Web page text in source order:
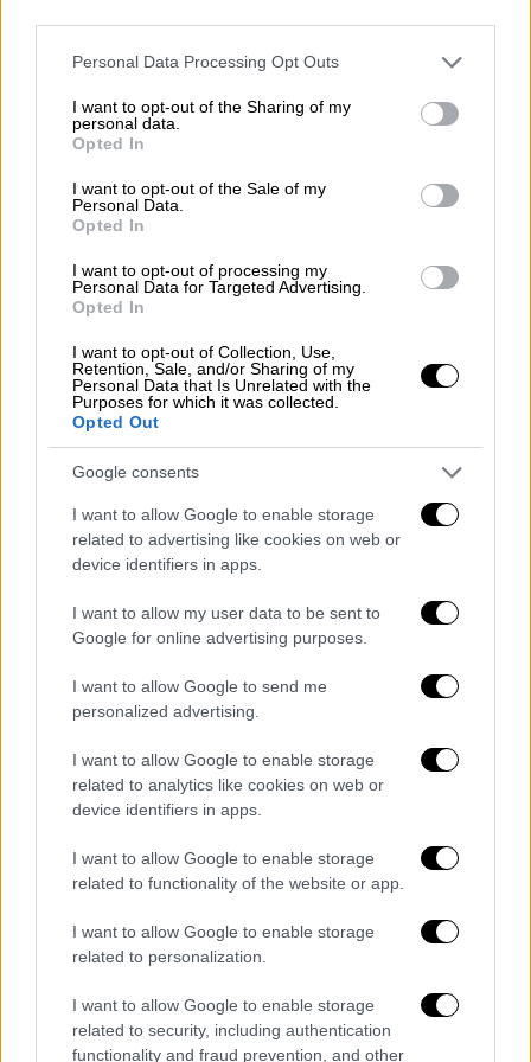
Please note that this website/app uses one or more Google
not limited to your visit or usage behaviour. You may click to
grant or deny consent to Google and its third-party tags to
use your data for below specified purposes in below Google
consent section.
Personal Data Processing Opt Outs
I want to opt-out of the Sharing of my
personal data.
Opted In
I want to opt-out of the Sale of my
Personal Data.
Opted In
I want to opt-out of processing my
Personal Data for Targeted Advertising.
Opted In
I want to opt-out of Collection, Use,
Retention, Sale, and/or Sharing of my
Personal Data that Is Unrelated with the
Purposes for which it was collected.
Opted Out
Google consents
I want to allow Google to enable storage
related to advertising like cookies on web or
device identifiers in apps.
I want to allow my user data to be sent to
Google for online advertising purposes.
I want to allow Google to send me
personalized advertising.
I want to allow Google to enable storage
related to analytics like cookies on web or
device identifiers in apps.
I want to allow Google to enable storage
related to functionality of the website or app.
I want to allow Google to enable storage
related to personalization.
I want to allow Google to enable storage
related to security, including authentication
functionality and fraud prevention, and other
στα σχολεία: Πενθήμερες αποβολές
και αλλαγή σχολικού περιβάλλοντος
Σημείωσε επίσης ότι είναι «μία παρέμβαση η
Ανάκαμψης και ταυτόχρονα εμπλουτίζουμε
σημαντικά το εκπαιδευτικό περιεχόμενο με
εξαιρετικό υλικό, το οποίο τίθεται πια στην
διάθεση των εκπαιδευτικών έτσι ώστε το
μάθημα από την Ε’ Δημοτικού να γίνεται πολύ
πιο ουσιαστικό, πολύ πιο διαδραστικό και
πολύ πιο ενδιαφέρον και για τους
video
«Θέλω, επίσης, να σταθώ ξεχωριστά στην
εφαρμογή του ψηφιακού φροντιστηρίου, το
οποίο θα αρχίσει να λειτουργεί από τις 16
Σεπτεμβρίου για τα παιδιά της Γ’ Λυκείου.
Δίνουμε τη δυνατότητα ενός δωρεάν
ψηφιακού φροντιστηρίου με εξαιρετικούς
εκπαιδευτικούς, καλύπτοντας όλα τα